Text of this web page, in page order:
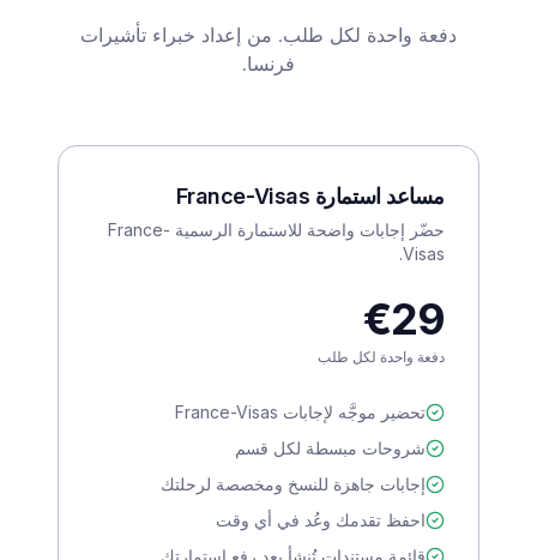
دفعة واحدة لكل طلب. من إعداد خبراء تأشيرات
فرنسا.
مساعد استمارة France-Visas
حضّر إجابات واضحة للاستمارة الرسمية France-
Visas.
€29
دفعة واحدة لكل طلب
تحضير موجَّه لإجابات France-Visas
شروحات مبسطة لكل قسم
إجابات جاهزة للنسخ ومخصصة لرحلتك
احفظ تقدمك وعُد في أي وقت
قائمة مستندات تُنشأ بعد رفع استمارتك